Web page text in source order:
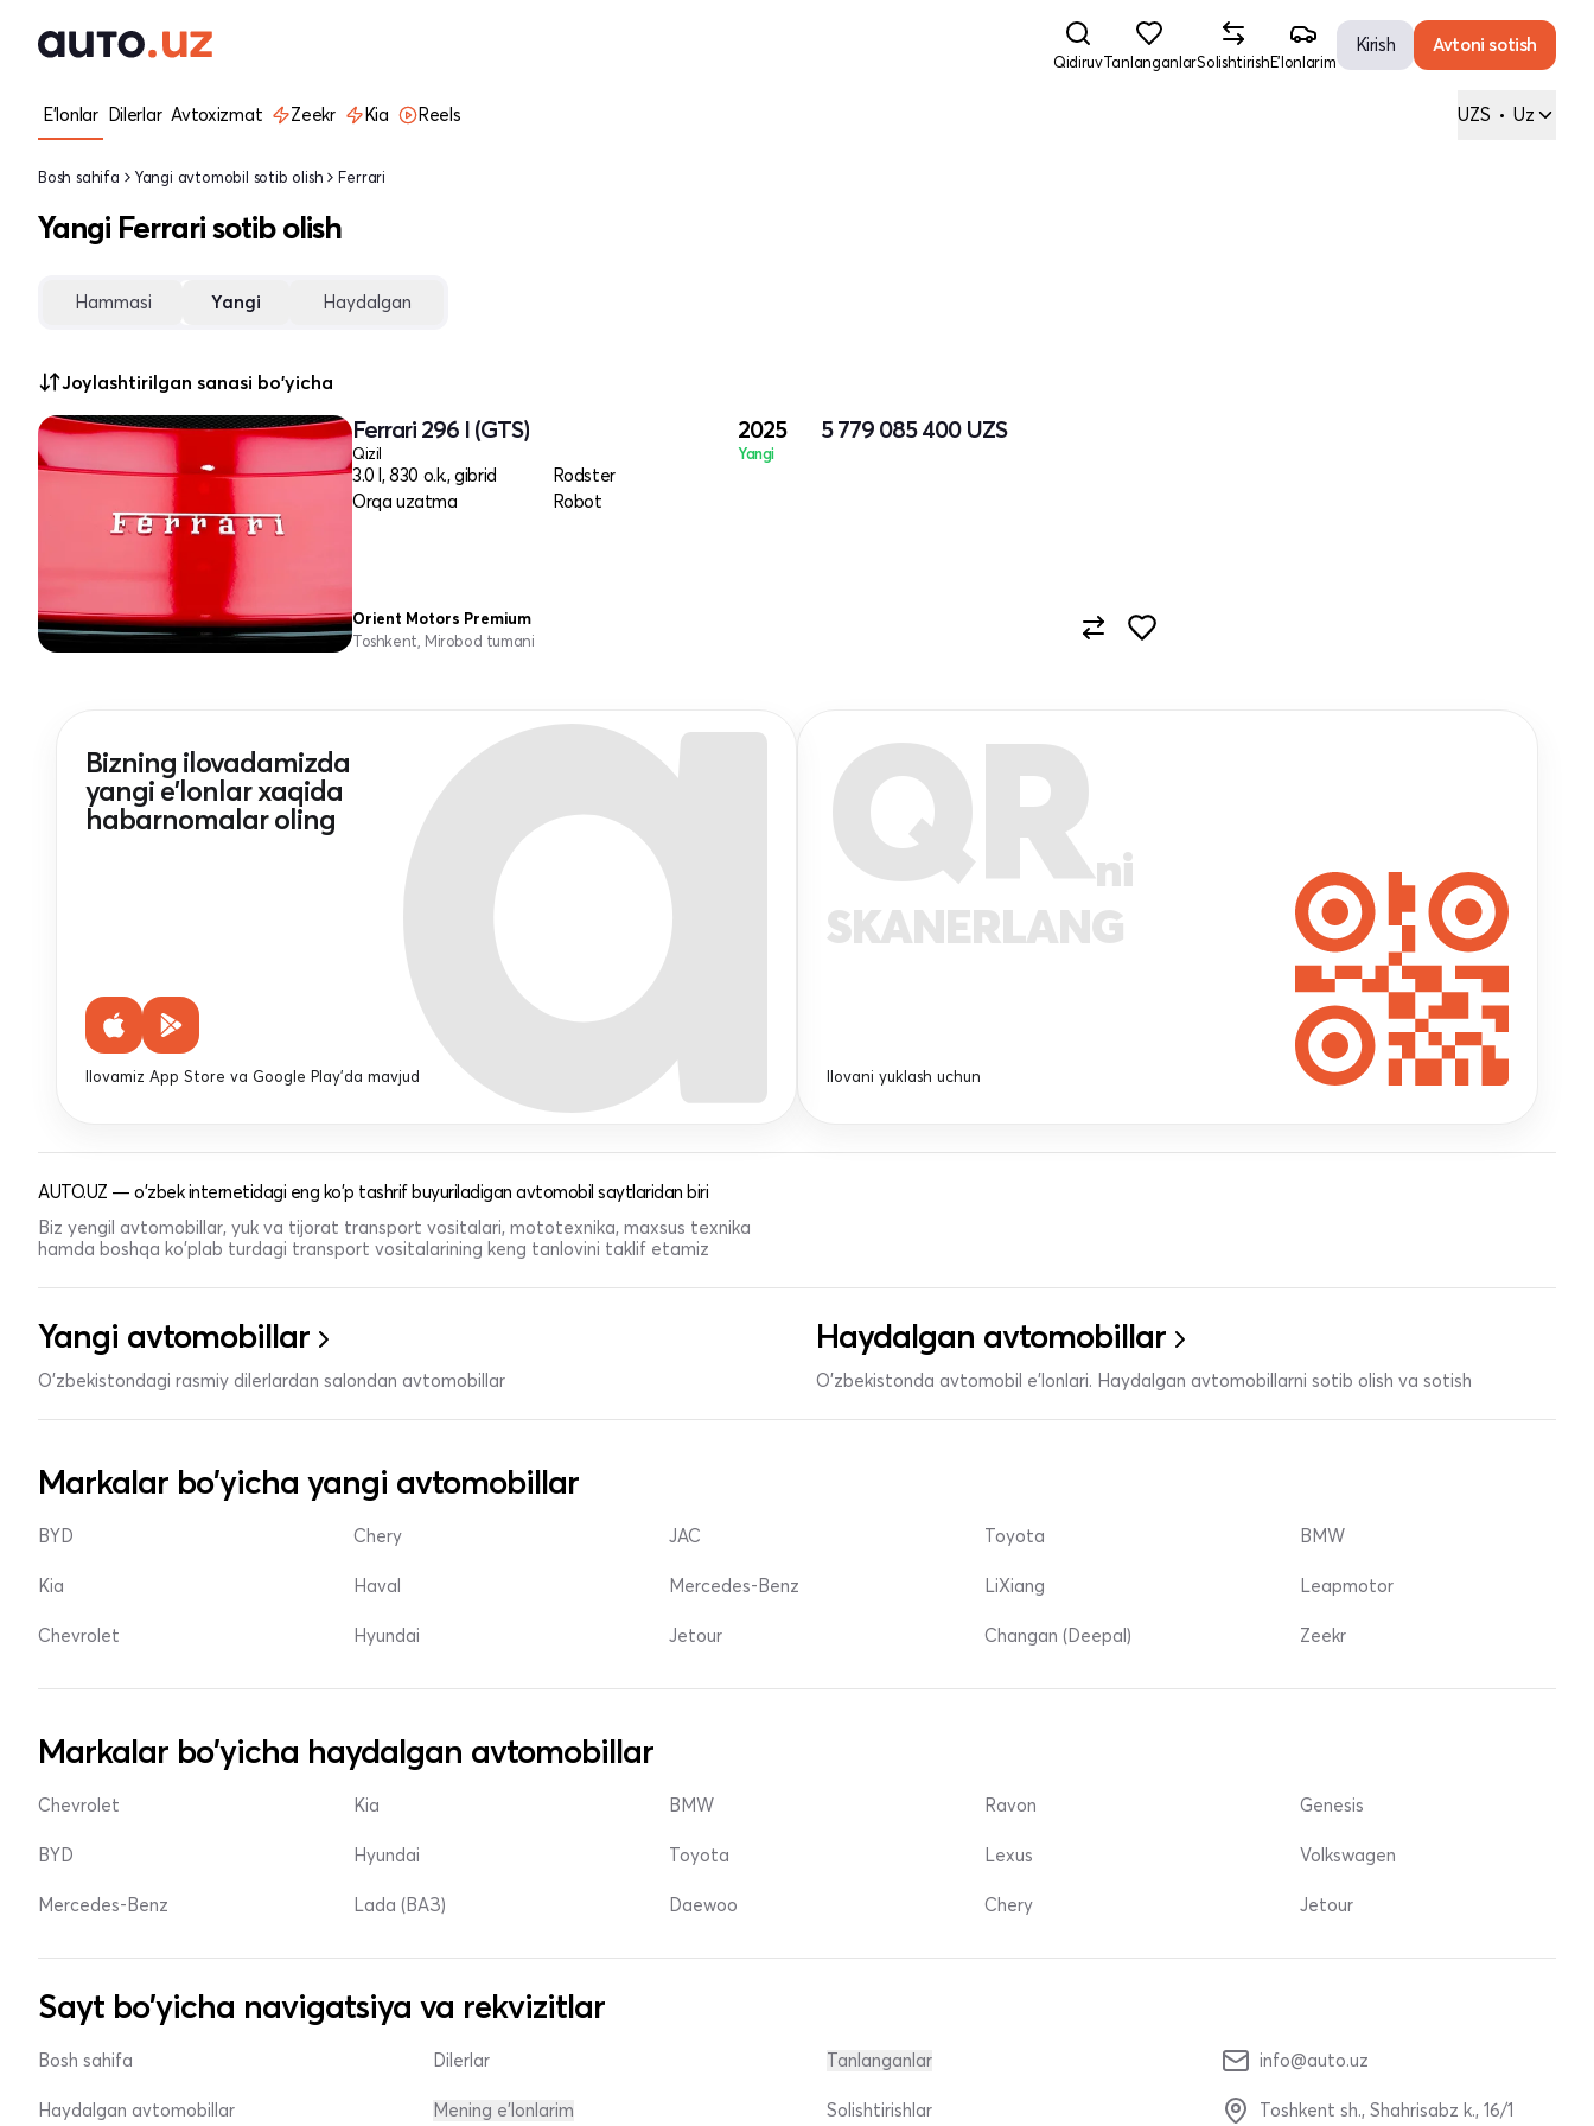
QidiruvTanlanganlarSolishtirishE'lonlarim
Kirish Avtoni sotish
E'lonlar Dilerlar Avtoxizmat Zeekr Kia Reels UZS • Uz
Bosh sahifa Yangi avtomobil sotib olish Ferrari
Yangi Ferrari sotib olish
Hammasi Yangi Haydalgan
Joylashtirilgan sanasi bo'yicha
Ferrari 296 I (GTS)
Qizil
3.0 l, 830 o.k., gibrid
Rodster
Orqa uzatma
Robot
2025
Yangi
5 779 085 400 UZS
Orient Motors Premium
Toshkent, Mirobod tumani
Bizning ilovadamizda
yangi e'lonlar xaqida
habarnomalar oling
Ilovamiz App Store va Google Play'da mavjud
QRni
SKANERLANG
Ilovani yuklash uchun
AUTO.UZ — o'zbek internetidagi eng ko'p tashrif buyuriladigan avtomobil saytlaridan biri
Biz yengil avtomobillar, yuk va tijorat transport vositalari, mototexnika, maxsus texnika
hamda boshqa ko'plab turdagi transport vositalarining keng tanlovini taklif etamiz
Yangi avtomobillar
O'zbekistondagi rasmiy dilerlardan salondan avtomobillar
Haydalgan avtomobillar
O'zbekistonda avtomobil e’lonlari. Haydalgan avtomobillarni sotib olish va sotish
Markalar bo'yicha yangi avtomobillar
BYD
Kia
Chevrolet
Chery
Haval
Hyundai
JAC
Mercedes-Benz
Jetour
Toyota
LiXiang
Changan (Deepal)
BMW
Leapmotor
Zeekr
Markalar bo'yicha haydalgan avtomobillar
Chevrolet
BYD
Mercedes-Benz
Kia
Hyundai
Lada (ВАЗ)
BMW
Toyota
Daewoo
Ravon
Lexus
Chery
Genesis
Volkswagen
Jetour
Sayt bo'yicha navigatsiya va rekvizitlar
Bosh sahifa
Haydalgan avtomobillar
Dilerlar
Mening e'lonlarim
Tanlanganlar
Solishtirishlar
info@auto.uz
Toshkent sh., Shahrisabz k., 16/1